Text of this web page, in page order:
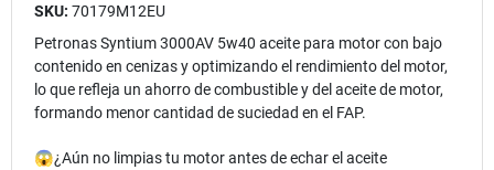
SKU: 70179M12EU
Petronas Syntium 3000AV 5w40 aceite para motor con bajo
contenido en cenizas y optimizando el rendimiento del motor,
lo que refleja un ahorro de combustible y del aceite de motor,
formando menor cantidad de suciedad en el FAP.
😱¿Aún no limpias tu motor antes de echar el aceite